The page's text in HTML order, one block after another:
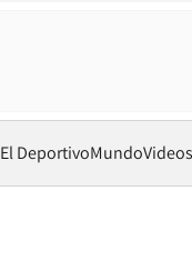
El DeportivoMundoVideos